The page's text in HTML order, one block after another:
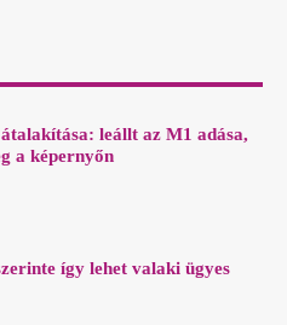
leállt az M1 adása,
a képernyőn
így lehet valaki ügyes